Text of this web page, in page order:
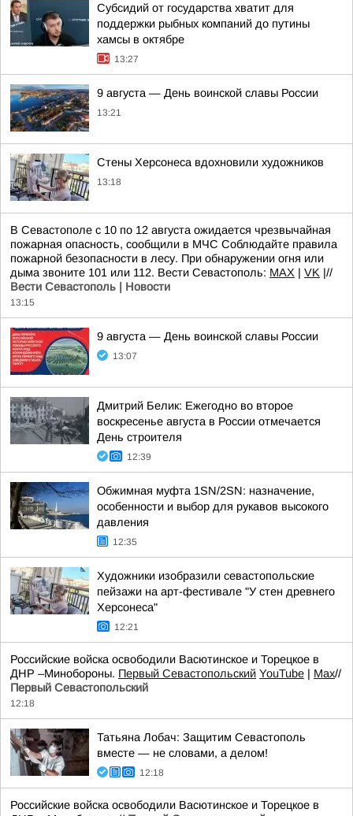
Субсидий от государства хватит для
поддержки рыбных компаний до путины
хамсы в октябре
13:27
9 августа — День воинской славы России
13:21
Стены Херсонеса вдохновили художников
13:18
В Севастополе с 10 по 12 августа ожидается чрезвычайная
пожарная опасность, сообщили в МЧС Соблюдайте правила
пожарной безопасности в лесу. При обнаружении огня или
дыма звоните 101 или 112. Вести Севастополь: MAX | VK |//
Вести Севастополь | Новости
13:15
9 августа — День воинской славы России
13:07
Дмитрий Белик: Ежегодно во второе
воскресенье августа в России отмечается
День строителя
12:39
Обжимная муфта 1SN/2SN: назначение,
особенности и выбор для рукавов высокого
давления
12:35
Художники изобразили севастопольские
пейзажи на арт-фестивале "У стен древнего
Херсонеса"
12:21
Российские войска освободили Васютинское и Торецкое в
ДНР –Минобороны. Первый Севастопольский YouTube | Max//
Первый Севастопольский
12:18
Татьяна Лобач: Защитим Севастополь
вместе — не словами, а делом!
12:18
Российские войска освободили Васютинское и Торецкое в